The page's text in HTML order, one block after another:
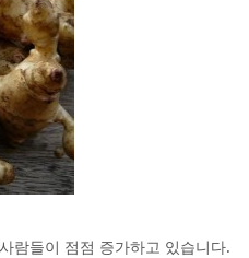
람들이 점점 증가하고 있습니다.